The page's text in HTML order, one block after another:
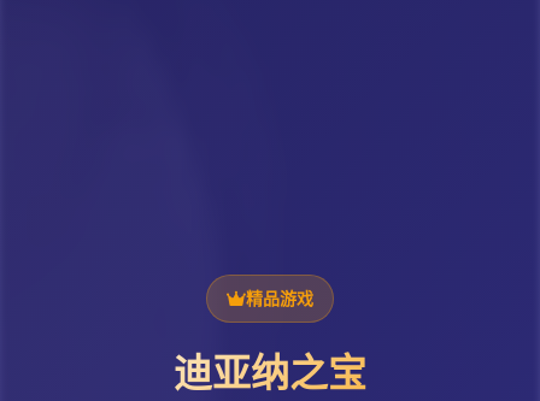
精品游戏
迪亚纳之宝